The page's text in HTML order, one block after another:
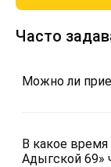
Часто
Можно ли
В какое
Адыгской 69»